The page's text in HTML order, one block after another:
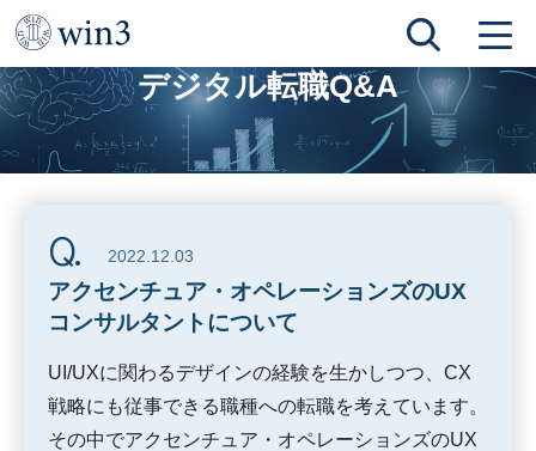
TOP
アクセンチュア・オペレーションズのUXコンサルタントについて
デジタル転職Q&A
2022.12.03
アクセンチュア・オペレーションズのUX
コンサルタントについて
UI/UXに関わるデザインの経験を生かしつつ、CX
戦略にも従事できる職種への転職を考えています。
その中でアクセンチュア・オペレーションズのUX